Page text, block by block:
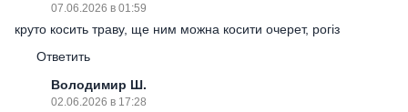
07.06.2026 в 01:59
круто косить траву, ще ним можна косити очерет, рогіз
Ответить
Володимир Ш.
02.06.2026 в 17:28